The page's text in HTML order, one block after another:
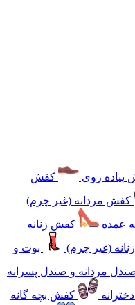
روی
کفش
کفش مردانه (غیر چرم)
عمده
کفش زنانه
(غیر چرم)
بوت و
مردانه و صندل پسرانه
کفش بچه گانه